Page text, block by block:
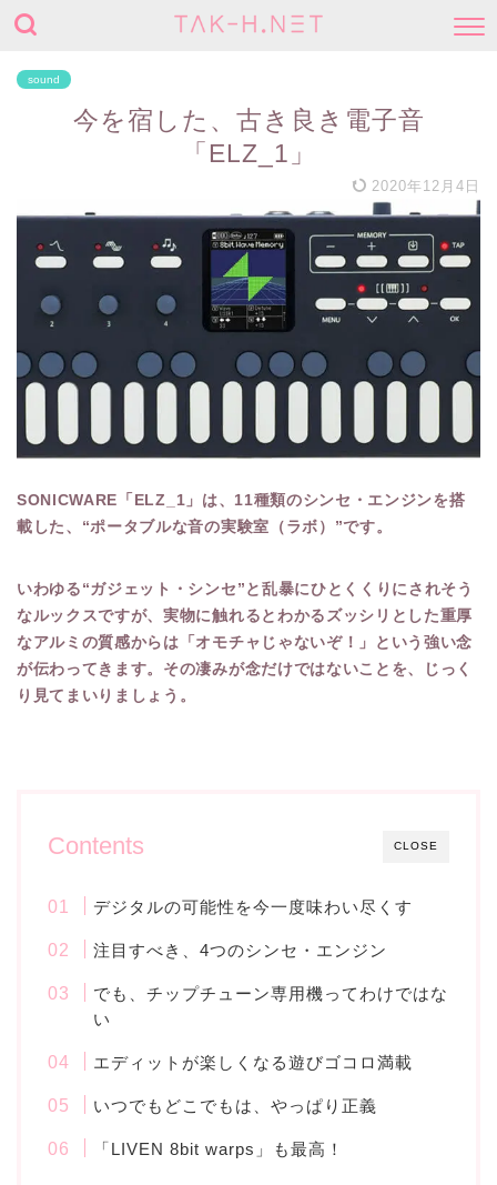
sound
今を宿した、古き良き電子音
「ELZ_1」
2020年12月4日
SONICWARE「ELZ_1」は、11種類のシンセ・エンジンを搭
載した、“ポータブルな音の実験室（ラボ）”です。
いわゆる“ガジェット・シンセ”と乱暴にひとくくりにされそう
なルックスですが、実物に触れるとわかるズッシリとした重厚
なアルミの質感からは「オモチャじゃないぞ！」という強い念
が伝わってきます。その凄みが念だけではないことを、じっく
り見てまいりましょう。
CLOSE
Contents
デジタルの可能性を今一度味わい尽くす
注目すべき、4つのシンセ・エンジン
でも、チップチューン専用機ってわけではな
い
エディットが楽しくなる遊びゴコロ満載
いつでもどこでもは、やっぱり正義
「LIVEN 8bit warps」も最高！